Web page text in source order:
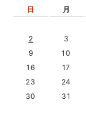
日
月
2
3
9
10
16
17
23
24
30
31